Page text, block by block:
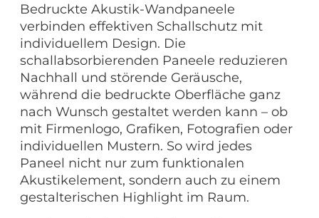
Bedruckte Akustik-Wandpaneele
verbinden effektiven Schallschutz mit
individuellem Design. Die
schallabsorbierenden Paneele reduzieren
Nachhall und störende Geräusche,
während die bedruckte Oberfläche ganz
nach Wunsch gestaltet werden kann – ob
mit Firmenlogo, Grafiken, Fotografien oder
individuellen Mustern. So wird jedes
Paneel nicht nur zum funktionalen
Akustikelement, sondern auch zu einem
gestalterischen Highlight im Raum.